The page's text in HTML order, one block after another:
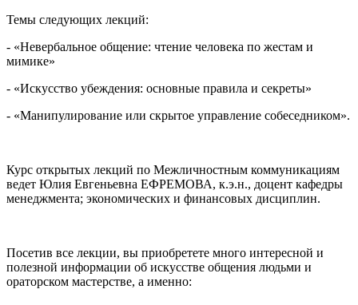
Темы следующих лекций:
- «Невербальное общение: чтение человека по жестам и
мимике»
- «Искусство убеждения: основные правила и секреты»
- «Манипулирование или скрытое управление собеседником».
Курс открытых лекций по Межличностным коммуникациям
ведет Юлия Евгеньевна ЕФРЕМОВА, к.э.н., доцент кафедры
менеджмента; экономических и финансовых дисциплин.
Посетив все лекции, вы приобретете много интересной и
полезной информации об искусстве общения людьми и
ораторском мастерстве, а именно: